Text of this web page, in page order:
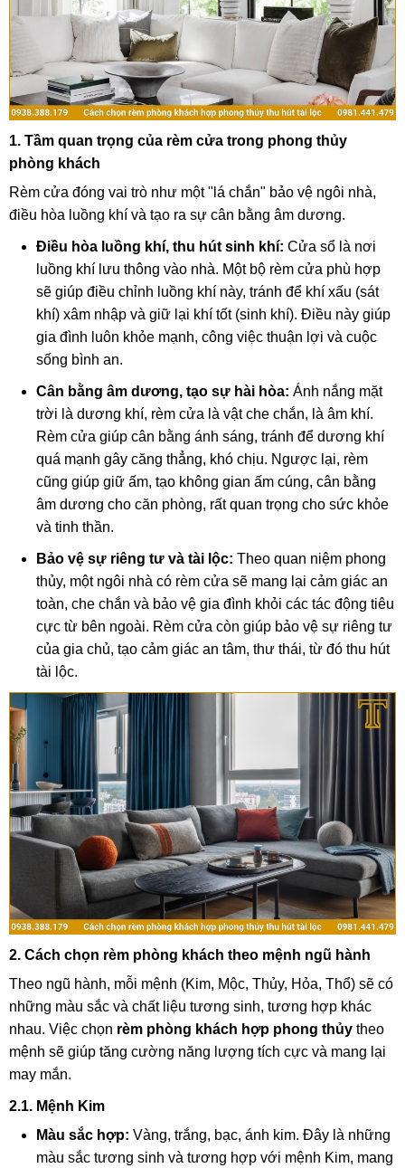
1. Tầm quan trọng của rèm cửa trong phong thủy
phòng khách
Rèm cửa đóng vai trò như một "lá chắn" bảo vệ ngôi nhà,
điều hòa luồng khí và tạo ra sự cân bằng âm dương.
Điều hòa luồng khí, thu hút sinh khí: Cửa sổ là nơi
luồng khí lưu thông vào nhà. Một bộ rèm cửa phù hợp
sẽ giúp điều chỉnh luồng khí này, tránh để khí xấu (sát
khí) xâm nhập và giữ lại khí tốt (sinh khí). Điều này giúp
gia đình luôn khỏe mạnh, công việc thuận lợi và cuộc
sống bình an.
Cân bằng âm dương, tạo sự hài hòa: Ánh nắng mặt
trời là dương khí, rèm cửa là vật che chắn, là âm khí.
Rèm cửa giúp cân bằng ánh sáng, tránh để dương khí
quá mạnh gây căng thẳng, khó chịu. Ngược lại, rèm
cũng giúp giữ ấm, tạo không gian ấm cúng, cân bằng
âm dương cho căn phòng, rất quan trọng cho sức khỏe
và tinh thần.
Bảo vệ sự riêng tư và tài lộc: Theo quan niệm phong
thủy, một ngôi nhà có rèm cửa sẽ mang lại cảm giác an
toàn, che chắn và bảo vệ gia đình khỏi các tác động tiêu
cực từ bên ngoài. Rèm cửa còn giúp bảo vệ sự riêng tư
của gia chủ, tạo cảm giác an tâm, thư thái, từ đó thu hút
tài lộc.
2. Cách chọn rèm phòng khách theo mệnh ngũ hành
Theo ngũ hành, mỗi mệnh (Kim, Mộc, Thủy, Hỏa, Thổ) sẽ có
những màu sắc và chất liệu tương sinh, tương hợp khác
nhau. Việc chọn rèm phòng khách hợp phong thủy theo
mệnh sẽ giúp tăng cường năng lượng tích cực và mang lại
may mắn.
2.1. Mệnh Kim
Màu sắc hợp: Vàng, trắng, bạc, ánh kim. Đây là những
màu sắc tương sinh và tương hợp với mệnh Kim, mang